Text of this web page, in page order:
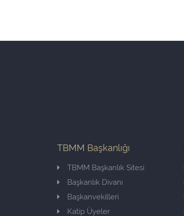
TBMM Başkanlığı
TBMM Başkanlık Sitesi
Başkanlık Divanı
Başkanvekilleri
Katip Üyeler